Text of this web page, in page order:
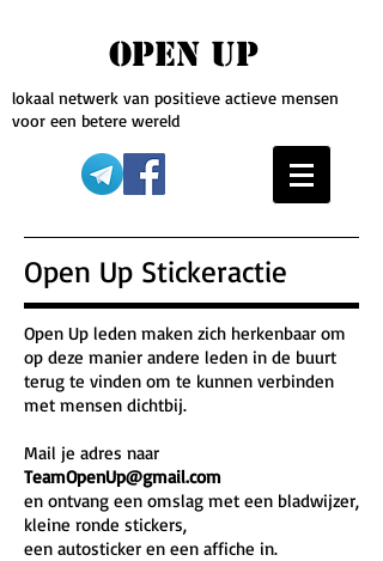
OPEN UP
lokaal netwerk van positieve actieve mensen
voor een betere wereld
Open Up Stickeractie
Open Up leden maken zich herkenbaar om
op deze manier andere leden in de buurt
terug te vinden om te kunnen verbinden
met mensen dichtbij.
Mail je adres naar
TeamOpenUp@gmail.com
en ontvang een omslag met een bladwijzer,
kleine ronde stickers,
een autosticker en een affiche in.